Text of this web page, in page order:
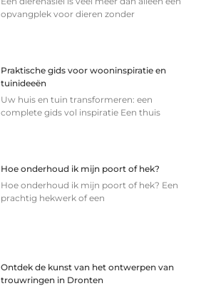
opvangplek voor dieren zonder
Praktische gids voor wooninspiratie en
tuinideeën
Uw huis en tuin transformeren: een
complete gids vol inspiratie Een thuis
Hoe onderhoud ik mijn poort of hek?
Hoe onderhoud ik mijn poort of hek? Een
prachtig hekwerk of een
Ontdek de kunst van het ontwerpen van
trouwringen in Dronten